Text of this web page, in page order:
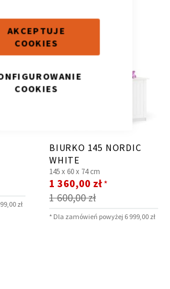
AKCEPTUJE
COOKIES
COOKIES
zł
BIURKO 145 NORDIC
WHITE
145 x 60 x 74 cm
1 600,00 zł
Cena
promocyjna
1 360,00 zł *
* Dla zamówień powyżej 6 999,00 zł
Półka i szafka wisząca